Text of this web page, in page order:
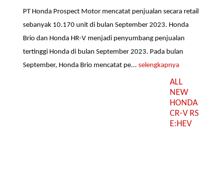
PT Honda Prospect Motor mencatat penjualan secara retail
sebanyak 10.170 unit di bulan September 2023. Honda
Brio dan Honda HR-V menjadi penyumbang penjualan
tertinggi Honda di bulan September 2023. Pada bulan
September, Honda Brio mencatat pe...selengkapnya
ALL
NEW
HONDA
CR-V RS
E:HEV